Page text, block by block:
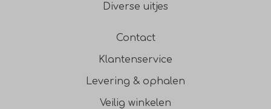
Diverse uitjes
Contact
Klantenservice
Levering & ophalen
Veilig winkelen